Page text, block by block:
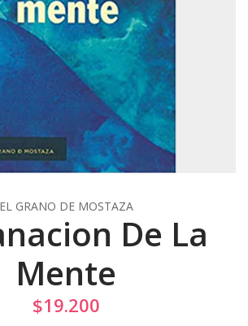
EL GRANO DE MOSTAZA
De La
Mente
$19.200